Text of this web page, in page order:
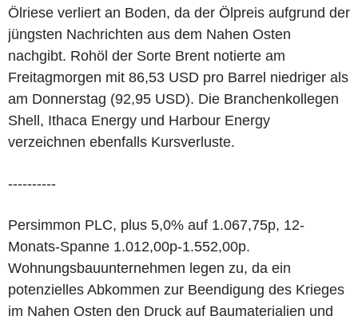
Ölriese verliert an Boden, da der Ölpreis aufgrund der
jüngsten Nachrichten aus dem Nahen Osten
nachgibt. Rohöl der Sorte Brent notierte am
Freitagmorgen mit 86,53 USD pro Barrel niedriger als
am Donnerstag (92,95 USD). Die Branchenkollegen
Shell, Ithaca Energy und Harbour Energy
verzeichnen ebenfalls Kursverluste.
----------
Persimmon PLC, plus 5,0% auf 1.067,75p, 12-
Monats-Spanne 1.012,00p-1.552,00p.
Wohnungsbauunternehmen legen zu, da ein
potenzielles Abkommen zur Beendigung des Krieges
im Nahen Osten den Druck auf Baumaterialien und